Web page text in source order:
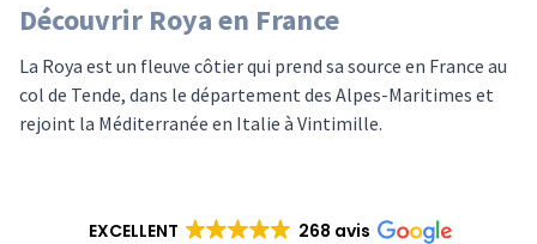
Découvrir Roya en France
La Roya est un fleuve côtier qui prend sa source en France au
col de Tende, dans le département des Alpes-Maritimes et
rejoint la Méditerranée en Italie à Vintimille.
EXCELLENT 268 avis